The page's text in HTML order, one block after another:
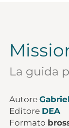
La guida
Autore
Editore DEA
Formato